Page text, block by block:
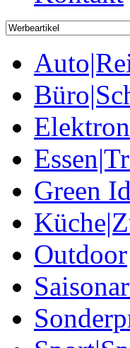
Green
Outdoor